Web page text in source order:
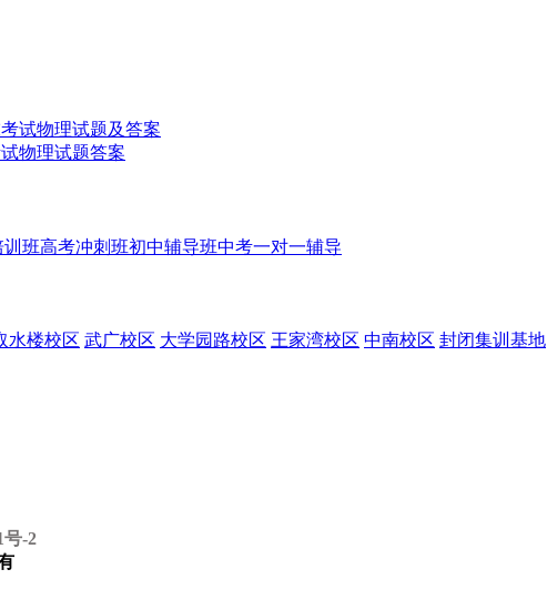
试物理试题及答案
物理试题答案
班高考冲刺班初中辅导班中考一对一辅导
水楼校区 武广校区 大学园路校区 王家湾校区 中南校区 封闭集训基地
号-2